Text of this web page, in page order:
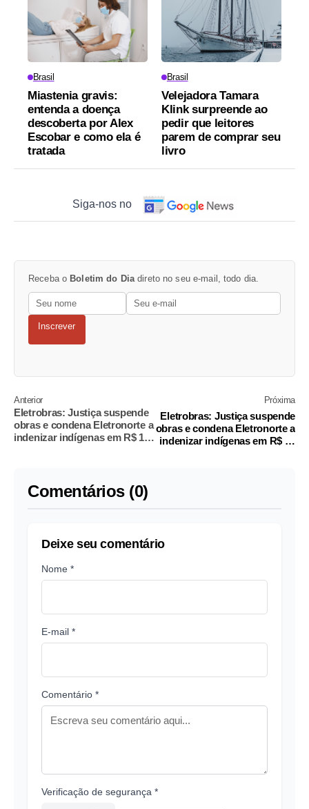
Brasil
Miastenia gravis:
entenda a doença
descoberta por Alex
Escobar e como ela é
tratada
Brasil
Velejadora Tamara
Klink surpreende ao
pedir que leitores
parem de comprar seu
livro
Siga-nos no
Receba o Boletim do Dia direto no seu e-mail, todo dia.
Inscrever
Anterior
Eletrobras: Justiça suspende
obras e condena Eletronorte a
indenizar indígenas em R$ 17
Próxima
Eletrobras: Justiça suspende
obras e condena Eletronorte a
indenizar indígenas em R$ 17
Comentários (0)
Deixe seu comentário
Nome *
E-mail *
Comentário *
Verificação de segurança *